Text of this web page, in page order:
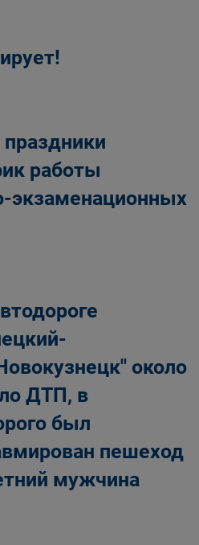
работы
экзаменационных
около
ДТП, в
был
пешеход
мужчина